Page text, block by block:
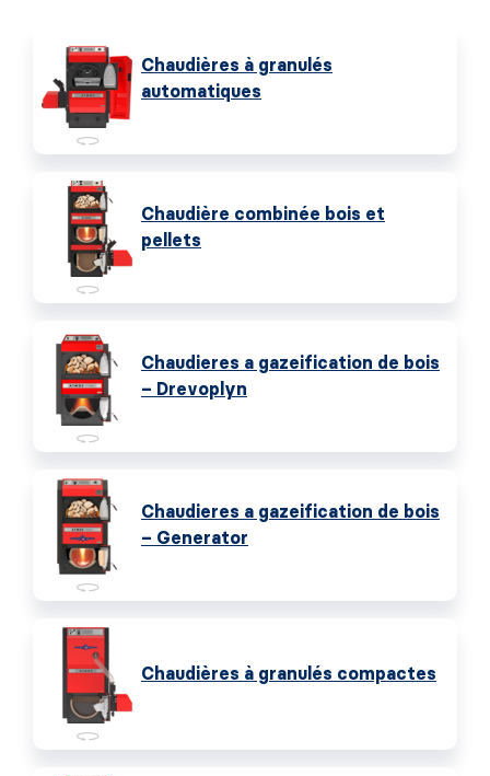
Chaudières à granulés
automatiques
Chaudière combinée bois et
pellets
Chaudieres a gazeification de bois
– Drevoplyn
Chaudieres a gazeification de bois
– Generator
Chaudières à granulés compactes